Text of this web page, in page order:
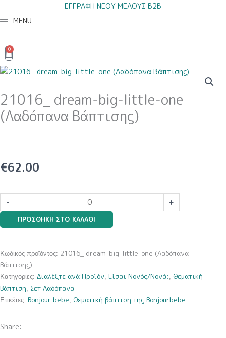
στο
ΕΓΓΡΑΦΗ ΝΕΟΥ ΜΕΛΟΥΣ B2B
MENU
0
Cart
21016_ dream-big-little-one
(Λαδόπανα Βάπτισης)
€62.00
-
dream-
one
(Λαδόπανα
Βάπτισης)
ποσότητα
+
ΠΡΟΣΘΉΚΗ ΣΤΟ ΚΑΛΆΘΙ
Κωδικός προϊόντος: 21016_ dream-big-little-one (Λαδόπανα
Βάπτισης)
Κατηγορίες: Διαλέξτε ανά Προϊόν Είσαι Νονός/Νονά;
Θεματική
Βάπτιση Σετ Λαδόπανα
Ετικέτες: Bonjour bebe Θεματική βάπτιση της Bonjourbebe
Share: